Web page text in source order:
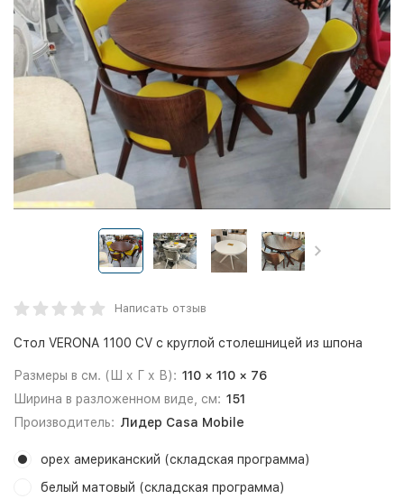
Написать отзыв
Стол VERONA 1100 CV с круглой столешницей из шпона
Размеры в см. (Ш х Г х В): 110 × 110 × 76
Ширина в разложенном виде, см: 151
Производитель: Лидер Casa Mobile
орех американский (складская программа)
белый матовый (складская программа)